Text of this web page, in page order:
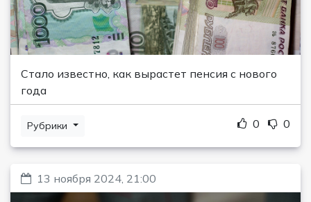
Стало известно, как вырастет пенсия с нового
года
Рубрики 0 0
13 ноября 2024, 21:00